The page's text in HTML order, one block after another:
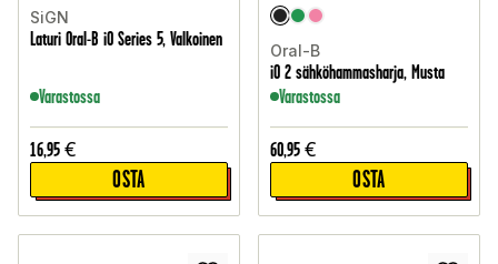
SiGN
Laturi Oral-B iO Series 5, Valkoinen
Varastossa
16,95 €
OSTA
Oral-B
iO 2 sähköhammasharja, Musta
Varastossa
60,95 €
OSTA